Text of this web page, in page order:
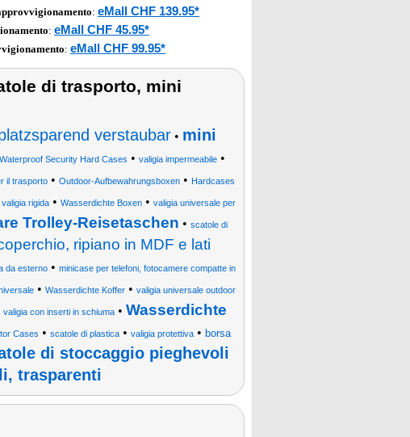
: eMall CHF 139.95*
: eMall CHF 45.95*
: eMall CHF 99.95*
di trasporto, mini
verstaubar • mini
Waterproof Security Hard Cases • valigia impermeabile•
il trasporto• Outdoor-Aufbewahrungsboxen• Hardcases
valigia rigida • Wasserdichte Boxen • valigia universale per
Trolley-Reisetaschen • scatole di
ripiano in MDF e lati
da esterno• minicase per telefoni, fotocamere compatte in
• Wasserdichte Koffer• valigia universale outdoor
valigia con inserti in schiuma• Wasserdichte
Cases • scatole di plastica • valigia protettiva • borsa
di stoccaggio pieghevoli
trasparenti